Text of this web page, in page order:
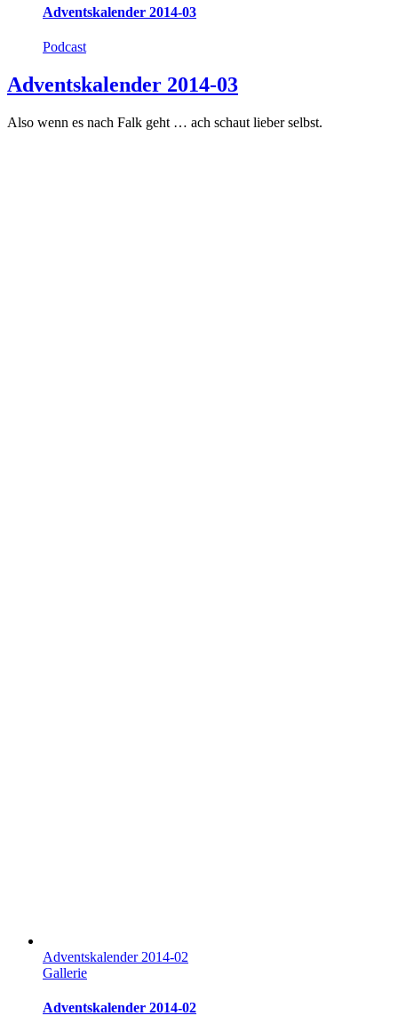
Adventskalender 2014-03
Podcast
Adventskalender 2014-03
Also wenn es nach Falk geht … ach schaut lieber selbst.
Adventskalender 2014-02
Gallerie
Adventskalender 2014-02